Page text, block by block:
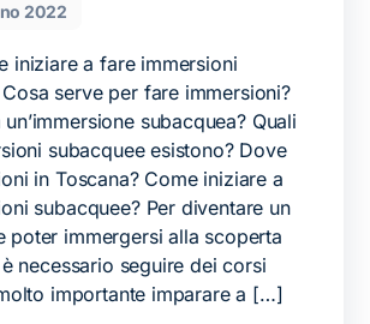
2022
iniziare a fare immersioni
serve per fare immersioni?
subacquea? Quali
subacquee esistono? Dove
in Toscana? Come iniziare a
subacquee? Per diventare un
poter immergersi alla scoperta
necessario seguire dei corsi
importante imparare a […]